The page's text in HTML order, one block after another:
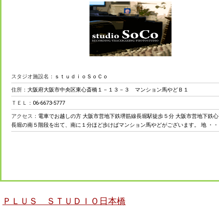
スタジオ施設名： ｓｔｕｄｉｏＳｏＣｏ
住所： 大阪府大阪市中央区東心斎橋１－１３－３ マンション馬やどＢ１
ＴＥＬ： 06-6673-5777
アクセス： 電車でお越しの方 大阪市営地下鉄堺筋線長堀駅徒歩５分 大阪市営地下鉄
長堀の南５階段を出て、南に１分ほど歩けばマンション馬やどがございます。 地 ・
ＰＬＵＳ ＳＴＵＤＩＯ日本橋